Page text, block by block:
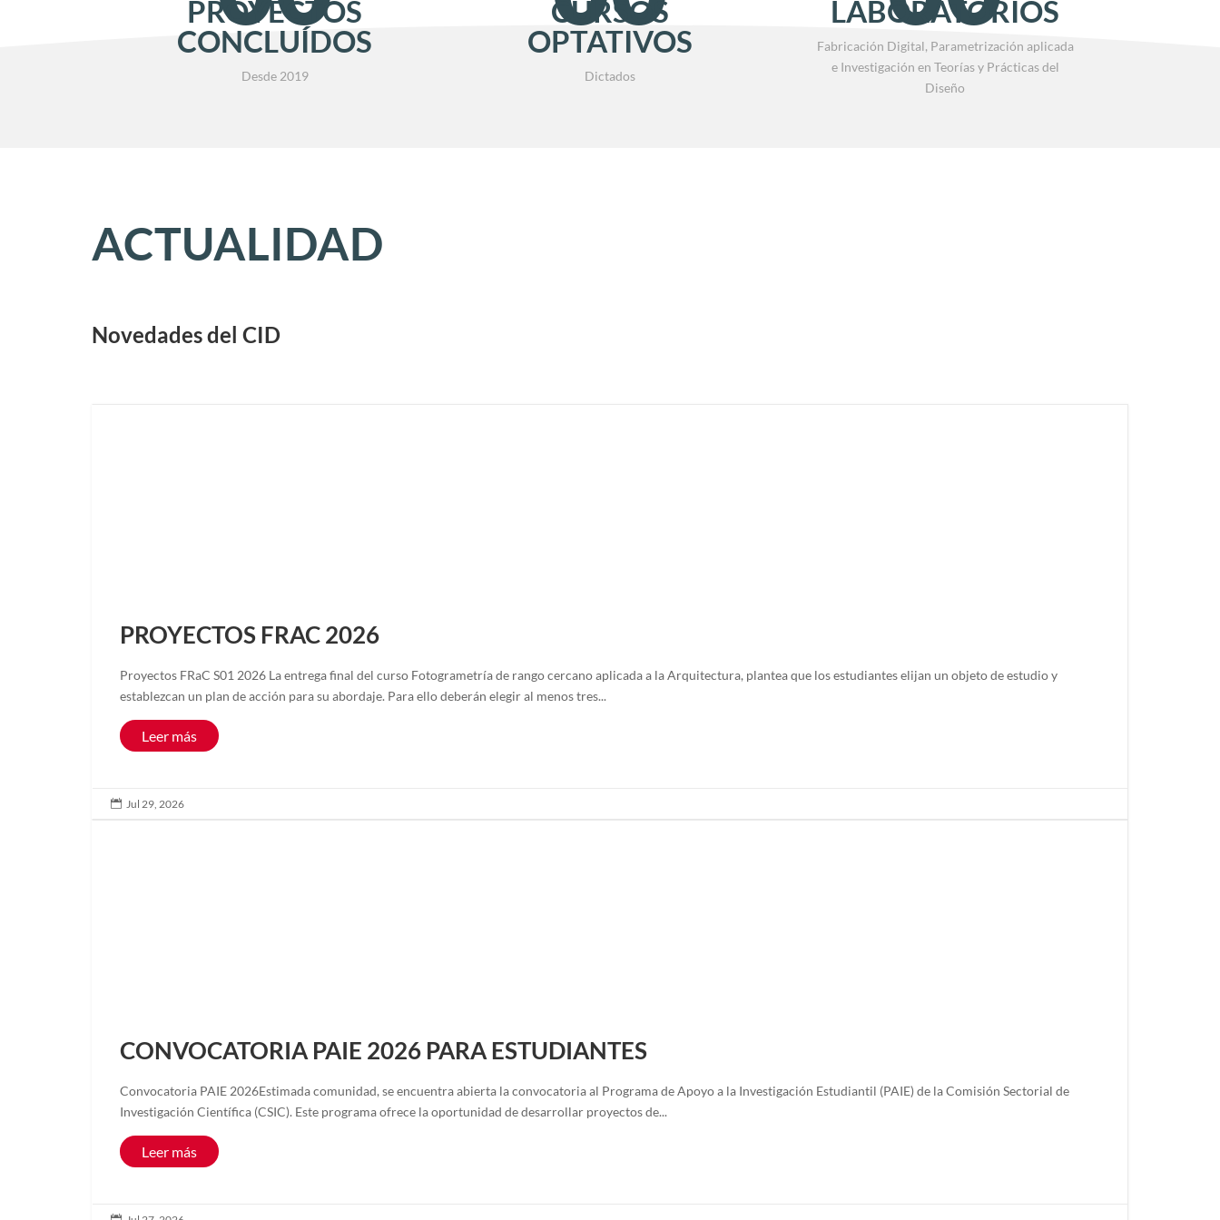
PROYECTOS
CONCLUÍDOS
Desde 2019
CURSOS
OPTATIVOS
Dictados
LABORATORIOS
Fabricación Digital, Parametrización aplicada
e Investigación en Teorías y Prácticas del
Diseño
ACTUALIDAD
Novedades del CID
PROYECTOS FRAC 2026
Proyectos FRaC S01 2026 La entrega final del curso Fotogrametría de rango cercano aplicada a la Arquitectura, plantea que los estudiantes elijan un objeto de estudio y
establezcan un plan de acción para su abordaje. Para ello deberán elegir al menos tres...
Leer más
 Jul 29, 2026
CONVOCATORIA PAIE 2026 PARA ESTUDIANTES
Convocatoria PAIE 2026Estimada comunidad, se encuentra abierta la convocatoria al Programa de Apoyo a la Investigación Estudiantil (PAIE) de la Comisión Sectorial de
Investigación Científica (CSIC). Este programa ofrece la oportunidad de desarrollar proyectos de...
Leer más